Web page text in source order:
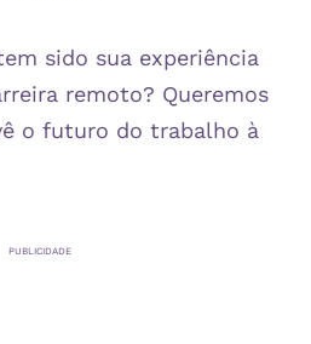
sido sua experiência
remoto? Queremos
o futuro do trabalho à
PUBLICIDADE